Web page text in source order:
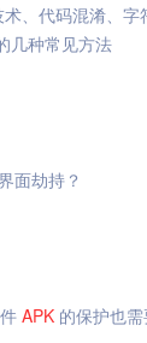
、代码混淆、字
几种常见方法
面劫持？
APK 的保护也